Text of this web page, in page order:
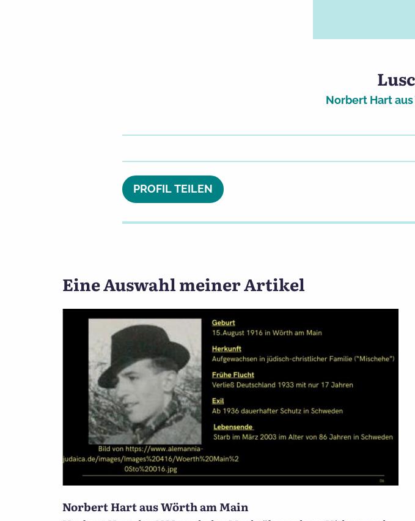
Norbert Hart
PROFIL TEILEN
Eine Auswahl meiner Artikel
Norbert Hart aus Wörth am Main